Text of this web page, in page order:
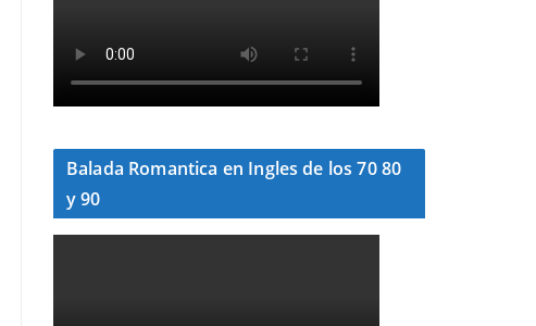
Balada Romantica en Ingles de los 70 80
y 90